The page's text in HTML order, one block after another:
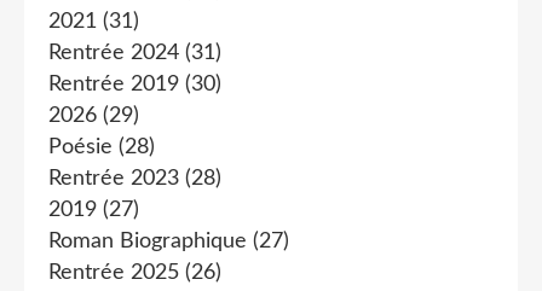
2021 (31)
Rentrée 2024 (31)
Rentrée 2019 (30)
2026 (29)
Poésie (28)
Rentrée 2023 (28)
2019 (27)
Roman Biographique (27)
Rentrée 2025 (26)